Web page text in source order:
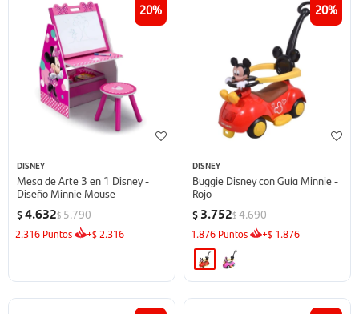
20
DISNEY
Mesa de Arte 3 en 1 Disney -
Diseño Minnie Mouse
$4.632$5.790
2.316 Puntos +$2.316
20
DISNEY
Buggie Disney con Guía Minnie -
Rojo
$ 3.752$4.690
1.876 Puntos +$ 1.876